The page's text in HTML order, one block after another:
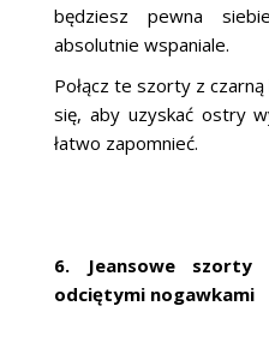
będziesz pewna
absolutnie wspaniale.
Połącz te szorty z
się, aby uzyskać ostry
łatwo zapomnieć.
6. Jeansowe
odciętymi nogawkami